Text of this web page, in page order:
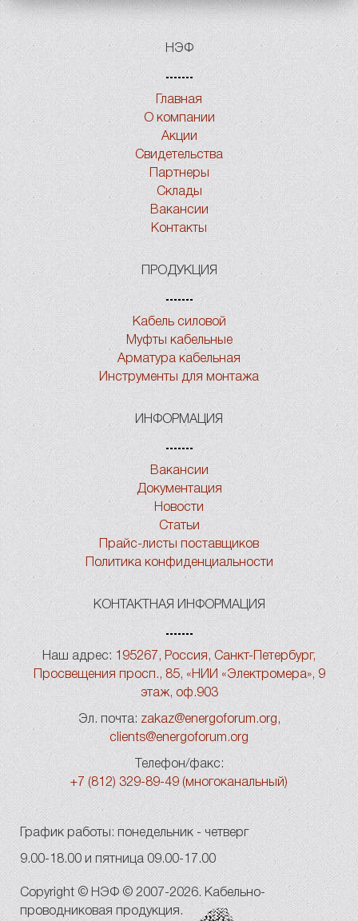
НЭФ
Главная
О компании
Акции
Свидетельства
Партнеры
Склады
Вакансии
Контакты
ПРОДУКЦИЯ
Кабель силовой
Муфты кабельные
Арматура кабельная
Инструменты для монтажа
ИНФОРМАЦИЯ
Вакансии
Документация
Новости
Статьи
Прайс-листы поставщиков
Политика конфиденциальности
КОНТАКТНАЯ ИНФОРМАЦИЯ
Наш адрес:195267, Россия, Санкт-Петербург,
Просвещения просп., 85, «НИИ «Электромера», 9
этаж, оф.903
Эл. почта: zakaz@energoforum.org,
clients@energoforum.org
Телефон/факс:
+7 (812) 329-89-49 (многоканальный)
График работы: понедельник - четверг
9.00-18.00 и пятница 09.00-17.00
Copyright © НЭФ © 2007-2026. Кабельно-
проводниковая продукция.